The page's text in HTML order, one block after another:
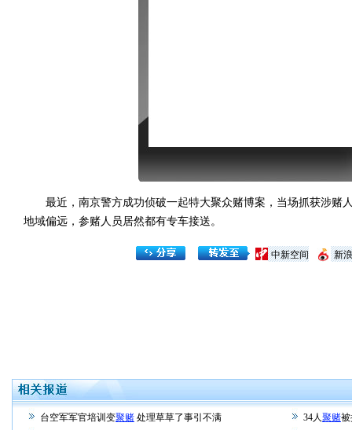
最近，南京警方成功侦破一起特大聚众赌博案，当场抓获涉赌
地域偏远，参赌人员居然都有专车接送。
新
中新空间
台空军军官培训变聚赌 处理草草了事引不满 34人聚赌